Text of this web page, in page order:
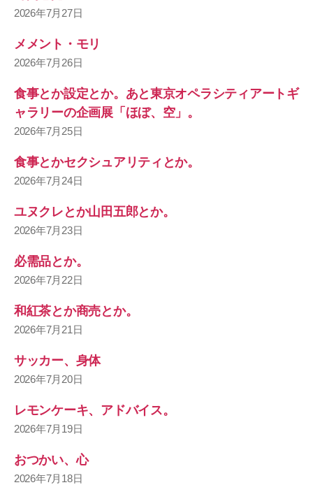
2026年7月27日
メメント・モリ
2026年7月26日
食事とか設定とか。あと東京オペラシティアートギ
ャラリーの企画展「ほぼ、空」。
2026年7月25日
食事とかセクシュアリティとか。
2026年7月24日
ユヌクレとか山田五郎とか。
2026年7月23日
必需品とか。
2026年7月22日
和紅茶とか商売とか。
2026年7月21日
サッカー、身体
2026年7月20日
レモンケーキ、アドバイス。
2026年7月19日
おつかい、心
2026年7月18日